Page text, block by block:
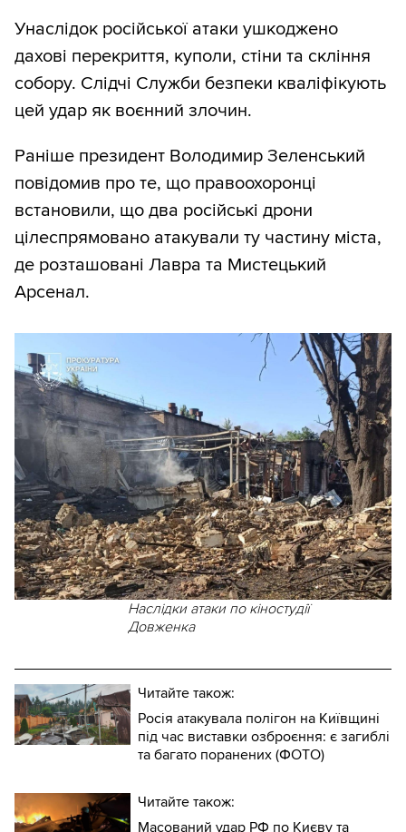
Унаслідок російської атаки ушкоджено
дахові перекриття, куполи, стіни та скління
собору. Слідчі Служби безпеки кваліфікують
цей удар як воєнний злочин.
Раніше президент Володимир Зеленський
повідомив про те, що правоохоронці
встановили, що два російські дрони
цілеспрямовано атакували ту частину міста,
де розташовані Лавра та Мистецький
Арсенал.
Наслідки атаки по кіностудії
Довженка
Читайте також:
Росія атакувала полігон на Київщині
під час виставки озброєння: є загиблі
та багато поранених (ФОТО)
Читайте також:
Масований удар РФ по Києву та